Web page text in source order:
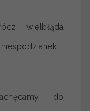
wielbłąda
do